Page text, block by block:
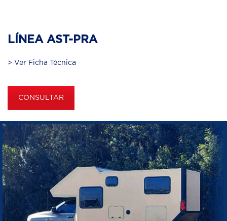
LÍNEA AST-PRA
> Ver Ficha Técnica
CONSULTAR